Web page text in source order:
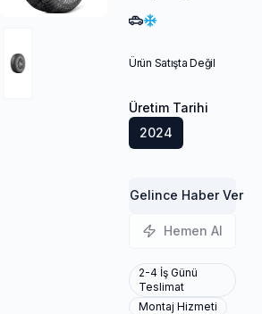
Ürün Satışta Değil
Üretim Tarihi
2024
Gelince Haber Ver
Hemen Al
2-4 İş Günü
Teslimat
Montaj Hizmeti